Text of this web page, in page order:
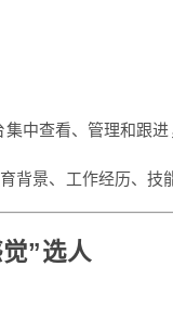
中查看、管理和跟
背景、工作经历、技
”选人